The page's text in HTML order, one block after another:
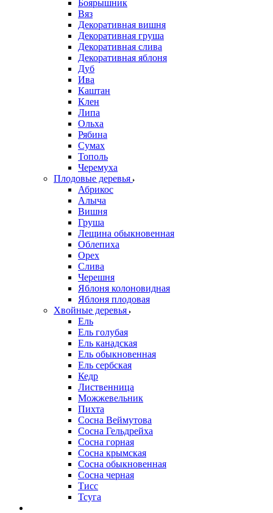
Боярышник
Вяз
Декоративная вишня
Декоративная груша
Декоративная слива
Декоративная яблоня
Дуб
Ива
Каштан
Клен
Липа
Ольха
Рябина
Сумах
Тополь
Черемуха
Плодовые деревья
Абрикос
Алыча
Вишня
Груша
Лещина обыкновенная
Облепиха
Орех
Слива
Черешня
Яблоня колоновидная
Яблоня плодовая
Хвойные деревья
Ель
Ель голубая
Ель канадская
Ель обыкновенная
Ель сербская
Кедр
Лиственница
Можжевельник
Пихта
Сосна Веймутова
Сосна Гельдрейха
Сосна горная
Сосна крымская
Сосна обыкновенная
Сосна черная
Тисс
Тсуга